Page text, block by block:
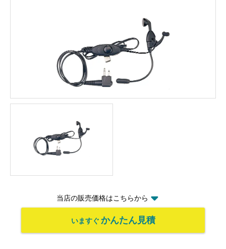
当店の販売価格はこちらから
いますぐ かんたん見積